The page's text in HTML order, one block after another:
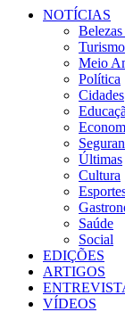
NOTÍCIAS
Turismo
Meio
Política
Cidades
Últimas
Cultura
Saúde
Social
EDIÇÕES
ARTIGOS
VÍDEOS